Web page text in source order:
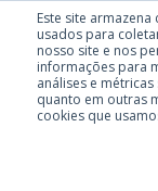
Este site
usados para
nosso site e nos
informações para
análises e
quanto em outras
cookies que